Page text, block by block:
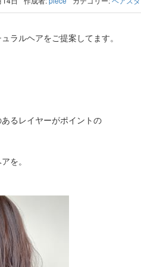
ラルヘアをご提案してます。
るレイヤーがポイントの
を。